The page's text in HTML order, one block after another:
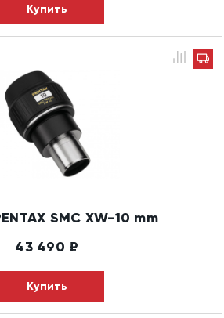
Купить
SMC XW-10 mm
43 490 ₽
Купить